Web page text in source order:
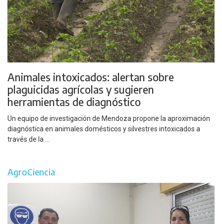
Animales intoxicados: alertan sobre
plaguicidas agrícolas y sugieren
herramientas de diagnóstico
Un equipo de investigación de Mendoza propone la aproximación
diagnóstica en animales domésticos y silvestres intoxicados a
través de la ...
AgroCiencia